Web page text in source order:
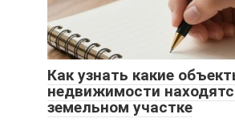
Как узнать какие
недвижимости
земельном участке